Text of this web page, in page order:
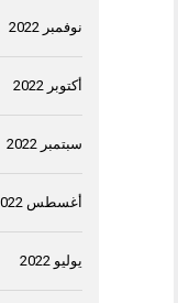
نوفمبر 2022
أكتوبر 2022
سبتمبر 2022
أغسطس 2022
يوليو 2022